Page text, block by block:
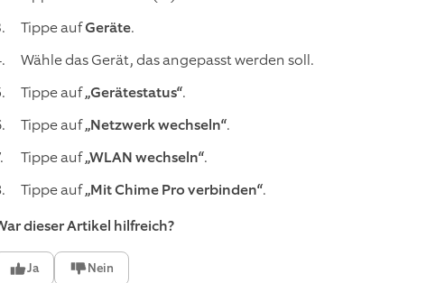
Tippe aufGeräte.
Wähle das Gerät, das angepasst werden soll.
Tippe auf„Gerätestatus“.
Tippe auf„Netzwerk wechseln“.
Tippe auf„WLAN wechseln“.
Tippe auf„Mit Chime Pro verbinden“.
dieser Artikel hilfreich?
Ja Nein